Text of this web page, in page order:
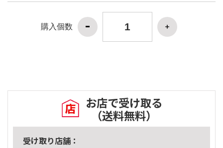
購入個数
お店で受け取る
（送料無料）
受け取り店舗：